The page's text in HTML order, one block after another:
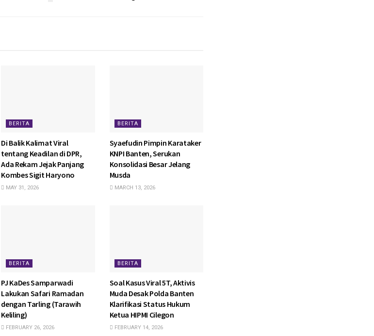
BERITA
Di Balik Kalimat Viral
tentang Keadilan di DPR,
Ada Rekam Jejak Panjang
Kombes Sigit Haryono
MAY 31, 2026
BERITA
Syaefudin Pimpin Karataker
KNPI Banten, Serukan
Konsolidasi Besar Jelang
Musda
MARCH 13, 2026
BERITA
PJ KaDes Samparwadi
Lakukan Safari Ramadan
dengan Tarling (Tarawih
Keliling)
FEBRUARY 26, 2026
BERITA
Soal Kasus Viral 5T, Aktivis
Muda Desak Polda Banten
Klarifikasi Status Hukum
Ketua HIPMI Cilegon
FEBRUARY 14, 2026